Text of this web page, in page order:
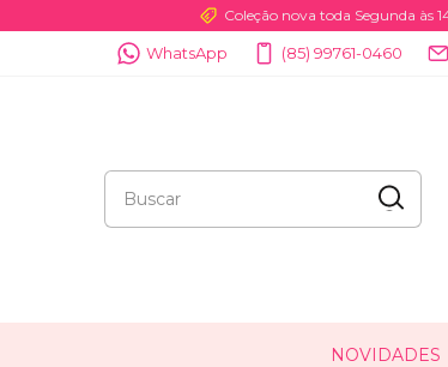
Coleção nova toda Segunda às
WhatsApp (85) 99761-0460
NOVIDADES